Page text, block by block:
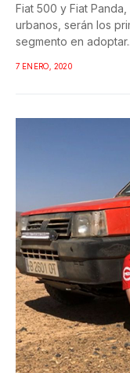
Fiat 500 y Fiat
urbanos, serán los
segmento en
7 ENERO, 2020